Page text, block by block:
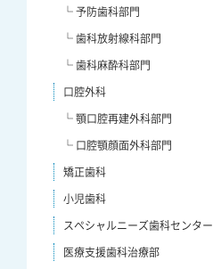
└ 予防歯科部門
└ 歯科放射線科部門
└ 歯科麻酔科部門
口腔外科
└ 顎口腔再建外科部門
└ 口腔顎顔面外科部門
矯正歯科
小児歯科
スペシャルニーズ歯科センター
医療支援歯科治療部